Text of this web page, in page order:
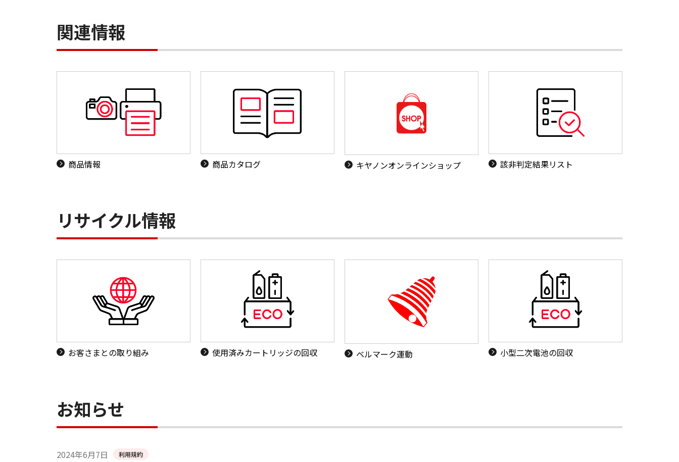
関連情報
商品情報 商品カタログ キヤノンオンラインショップ 該非判定結果リスト
リサイクル情報
お客さまとの取り組み 使用済みカートリッジの回収 ベルマーク運動 小型二次電池の回収
お知らせ
2024年6月7日 利用規約